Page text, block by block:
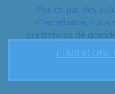
Portés par des
d’excellence,
prestations de
ÉTABLIR